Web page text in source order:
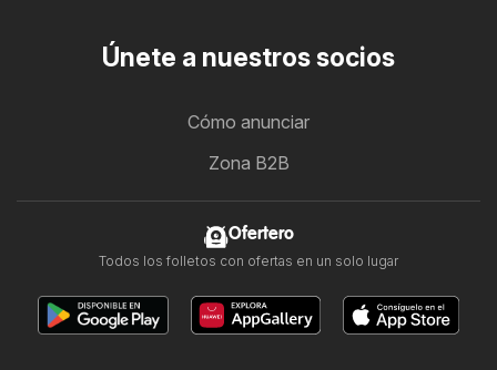
Únete a nuestros socios
Cómo anunciar
Zona B2B
Ofertero
Todos los folletos con ofertas en un solo lugar